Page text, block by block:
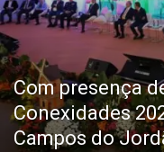
Com presença
Conexidades
Campos do